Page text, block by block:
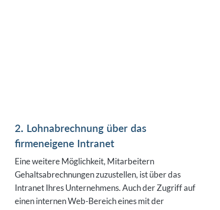
2. Lohnabrechnung über das
firmeneigene Intranet
Eine weitere Möglichkeit, Mitarbeitern
Gehaltsabrechnungen zuzustellen, ist über das
Intranet Ihres Unternehmens. Auch der Zugriff auf
einen internen Web-Bereich eines mit der